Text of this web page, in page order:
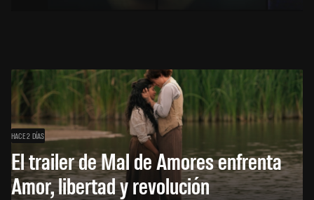
HACE 2 DÍAS
El trailer de Mal de Amores enfrenta
Amor, libertad y revolución